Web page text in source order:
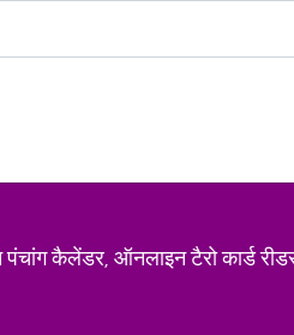
कैलेंडर, ऑनलाइन टैरो कार्ड